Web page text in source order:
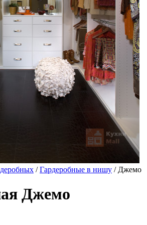
/Гардеробные в нишу / Джемо
Джемо